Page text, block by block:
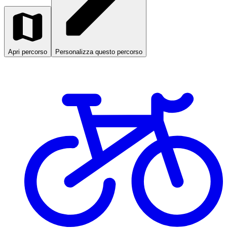
Apri percorso Personalizza questo percorso